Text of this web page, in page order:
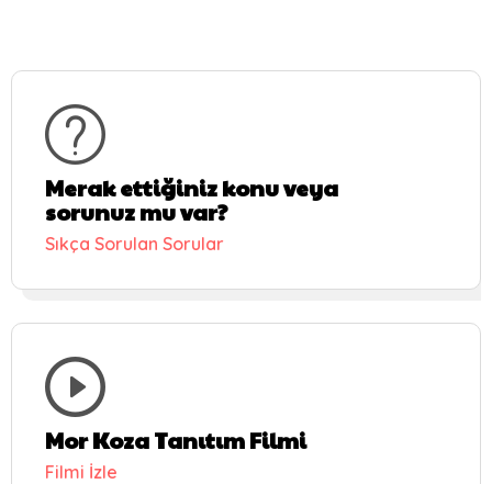
Merak ettiğiniz konu veya
sorunuz mu var?
Sıkça Sorulan Sorular
Mor Koza Tanıtım Filmi
Filmi İzle